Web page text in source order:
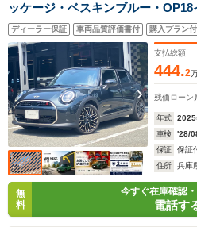
ッケージ・ベスキンブルー・OP18
harman/kardon・パワーシート・
360度カメラ・ハンズオフACC・
ヒーター・シートヒーター・ETC・
ディーラー保証 車両品質評価書付 購入プラン付
支払総額
444.2
残価ローン
年式 2025
車検
'28/
保証
保証
住所
兵庫
無
料
今すぐ在庫確認
電話す